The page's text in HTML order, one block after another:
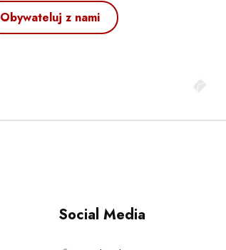
Obywateluj z nami
Social Media